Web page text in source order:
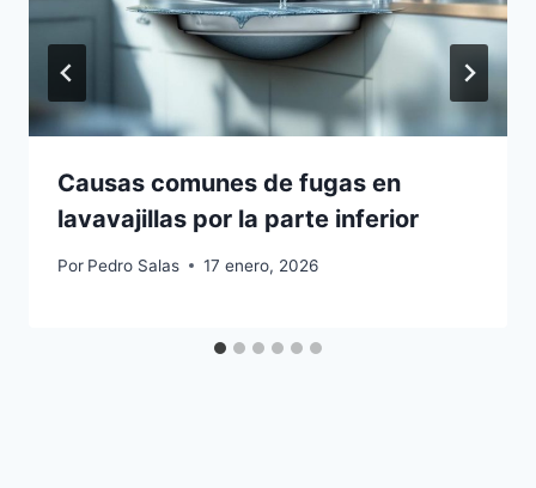
Causas comunes de fugas en
lavavajillas por la parte inferior
Por Pedro Salas 17 enero, 2026